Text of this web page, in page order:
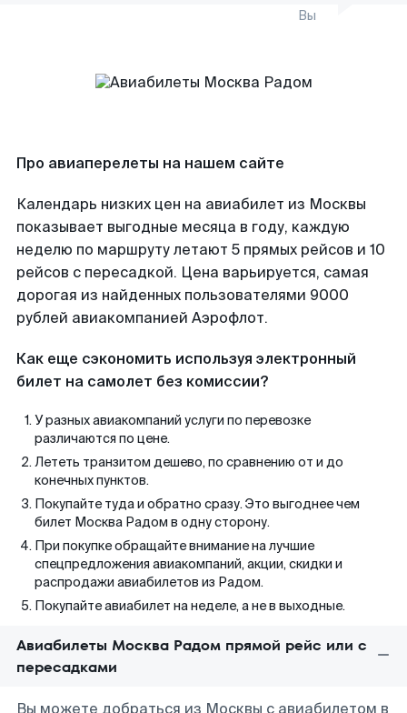
Вы
Про авиаперелеты на нашем сайте
Календарь низких цен на авиабилет из Москвы
показывает выгодные месяца в году, каждую
неделю по маршруту летают 5 прямых рейсов и 10
рейсов с пересадкой. Цена варьируется, самая
дорогая из найденных пользователями 9000
рублей авиакомпанией Аэрофлот.
Как еще сэкономить используя электронный
билет на самолет без комиссии?
У разных авиакомпаний услуги по перевозке
различаются по цене.
Лететь транзитом дешево, по сравнению от и до
конечных пунктов.
Покупайте туда и обратно сразу. Это выгоднее чем
билет Москва Радом в одну сторону.
При покупке обращайте внимание на лучшие
спецпредложения авиакомпаний, акции, скидки и
распродажи авиабилетов из Радом.
Покупайте авиабилет на неделе, а не в выходные.
Авиабилеты Москва Радом прямой рейс или с
пересадками
Вы можете добраться из Москвы с авиабилетом в